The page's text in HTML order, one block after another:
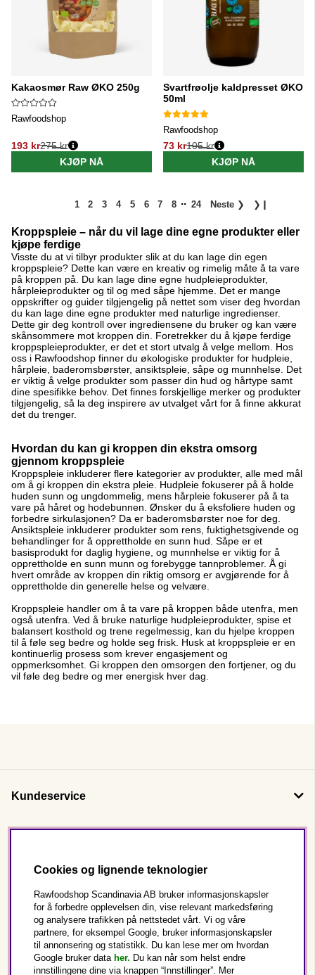
Kakaosmør Raw ØKO 250g
Rawfoodshop
193 kr
Vanlig pris:
275 kr
KJØP NÅ
Svartfrøolje kaldpresset ØKO
50ml
Rawfoodshop
73 kr
Vanlig pris:
105 kr
KJØP NÅ
1 2 3 4 5 6 7 8 .. 24 Neste ❯ ❯❙
Kroppspleie – når du vil lage dine egne produkter eller
kjøpe ferdige
Visste du at vi tilbyr produkter slik at du kan lage din egen
kroppspleie? Dette kan være en kreativ og rimelig måte å ta vare
på kroppen på. Du kan lage dine egne hudpleieprodukter,
hårpleieprodukter og til og med såpe hjemme. Det er mange
oppskrifter og guider tilgjengelig på nettet som viser deg hvordan
du kan lage dine egne produkter med naturlige ingredienser.
Dette gir deg kontroll over ingrediensene du bruker og kan være
skånsommere mot kroppen din. Foretrekker du å kjøpe ferdige
kroppspleieprodukter, er det et stort utvalg å velge mellom. Hos
oss i Rawfoodshop finner du økologiske produkter for hudpleie,
hårpleie, baderomsbørster, ansiktspleie, såpe og munnhelse. Det
er viktig å velge produkter som passer din hud og hårtype samt
dine spesifikke behov. Det finnes forskjellige merker og produkter
tilgjengelig, så la deg inspirere av utvalget vårt for å finne akkurat
det du trenger.
Hvordan du kan gi kroppen din ekstra omsorg
gjennom kroppspleie
Kroppspleie inkluderer flere kategorier av produkter, alle med mål
om å gi kroppen din ekstra pleie. Hudpleie fokuserer på å holde
huden sunn og ungdommelig, mens hårpleie fokuserer på å ta
vare på håret og hodebunnen. Ønsker du å eksfoliere huden og
forbedre sirkulasjonen? Da er baderomsbørster noe for deg.
Ansiktspleie inkluderer produkter som rens, fuktighetsgivende og
behandlinger for å opprettholde en sunn hud. Såpe er et
basisprodukt for daglig hygiene, og munnhelse er viktig for å
opprettholde en sunn munn og forebygge tannproblemer. Å gi
hvert område av kroppen din riktig omsorg er avgjørende for å
opprettholde din generelle helse og velvære.
Kroppspleie handler om å ta vare på kroppen både utenfra, men
også utenfra. Ved å bruke naturlige hudpleieprodukter, spise et
balansert kosthold og trene regelmessig, kan du hjelpe kroppen
til å føle seg bedre og holde seg frisk. Husk at kroppspleie er en
kontinuerlig prosess som krever engasjement og
oppmerksomhet. Gi kroppen den omsorgen den fortjener, og du
vil føle deg bedre og mer energisk hver dag.
Kundeservice
Dette er Rawfoodshop
Norge
Cookies og lignende teknologier
Rawfoodshop Scandinavia AB bruker informasjonskapsler
for å forbedre opplevelsen din, vise relevant markedsføring
og analysere trafikken på nettstedet vårt. Vi og våre
partnere, for eksempel Google, bruker informasjonskapsler
til annonsering og statistikk. Du kan lese mer om hvordan
Google bruker data her. Du kan når som helst endre
innstillingene dine via knappen “Innstillinger”. Mer